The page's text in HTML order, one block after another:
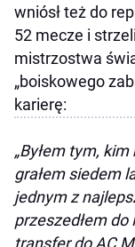
wniósł też do
52 mecze i
mistrzostwa
„boiskowego
karierę:
„Byłem tym,
grałem siedem
jednym z
przeszedłem